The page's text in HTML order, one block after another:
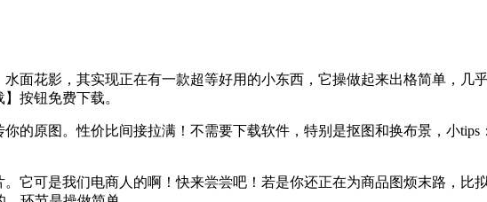
花影，其实现正在有一款超等好用的小东西，它操做起来出格简单，几乎
按钮免费下载。
原图。性价比间接拉满！不需要下载软件，特别是抠图和换布景，小tips
可是我们电商人的啊！快来尝尝吧！若是你还正在为商品图烦末路，比